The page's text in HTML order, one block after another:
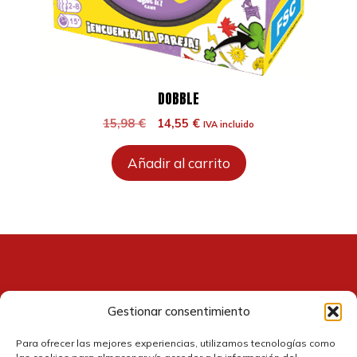
Gestionar consentimiento
Para ofrecer las mejores experiencias, utilizamos tecnologías como
DOBBLE
15,98€
El
original
era:
14,55 €El
actual
es:
IVA incluido
Añadir al carrito